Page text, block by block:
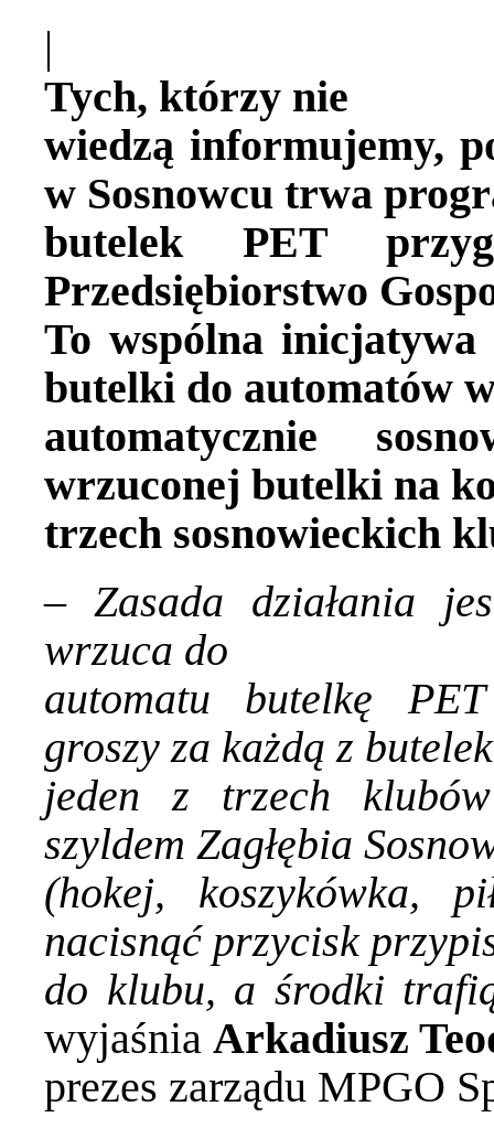
|
Tych, którzy nie
wiedzą informujemy,
w Sosnowcu trwa
butelek PET
Przedsiębiorstwo
To wspólna
butelki do automatów
automatycznie
wrzuconej butelki na
trzech sosnowieckich
–Zasada działania
wrzuca do
automatu butelkę
groszy za każdą z
jeden z trzech
szyldem Zagłębia
(hokej, koszykówka,
nacisnąć przycisk
do klubu, a środki
wyjaśnia Arkadiusz
prezes zarządu MPGO